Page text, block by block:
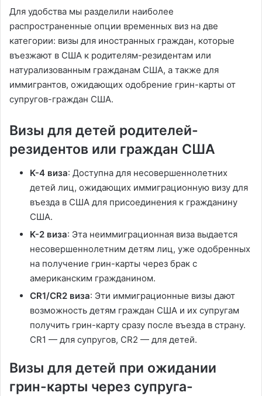
Для удобства мы разделили наиболее
распространенные опции временных виз на две
категории: визы для иностранных граждан, которые
въезжают в США к родителям-резидентам или
натурализованным гражданам США, а также для
иммигрантов, ожидающих одобрение грин-карты от
супругов-граждан США.
Визы для детей родителей-
резидентов или граждан США
K-4 виза: Доступна для несовершеннолетних
детей лиц, ожидающих иммиграционную визу для
въезда в США для присоединения к гражданину
США.
K-2 виза: Эта неиммиграционная виза выдается
несовершеннолетним детям лиц, уже одобренных
на получение грин-карты через брак с
американским гражданином.
CR1/CR2 виза: Эти иммиграционные визы дают
возможность детям граждан США и их супругам
получить грин-карту сразу после въезда в страну.
CR1 — для супругов, CR2 — для детей.
Визы для детей при ожидании
грин-карты через супруга-